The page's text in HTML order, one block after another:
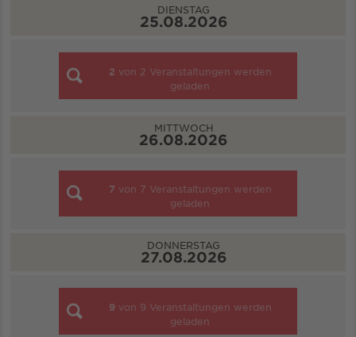
DIENSTAG
25.08.2026
2 von 2 Veranstaltungen werden
geladen
MITTWOCH
26.08.2026
7 von 7 Veranstaltungen werden
geladen
DONNERSTAG
27.08.2026
9 von 9 Veranstaltungen werden
geladen